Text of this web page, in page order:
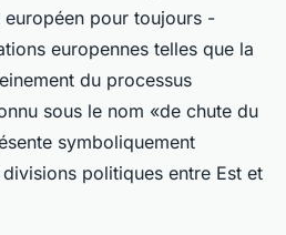
pour toujours -
europennes telles que la
du processus
sous le nom «de chute du
symboliquement
politiques entre Est et